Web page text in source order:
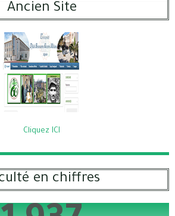
Ancien Site
Cliquez ICI
en chiffres